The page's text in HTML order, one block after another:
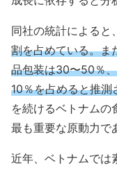
同社の統計によると、
割を占めている。ま
品包装は30〜50％
10％を占めると推測
を続けるベトナムの
最も重要な原動力で
近年、ベトナムでは